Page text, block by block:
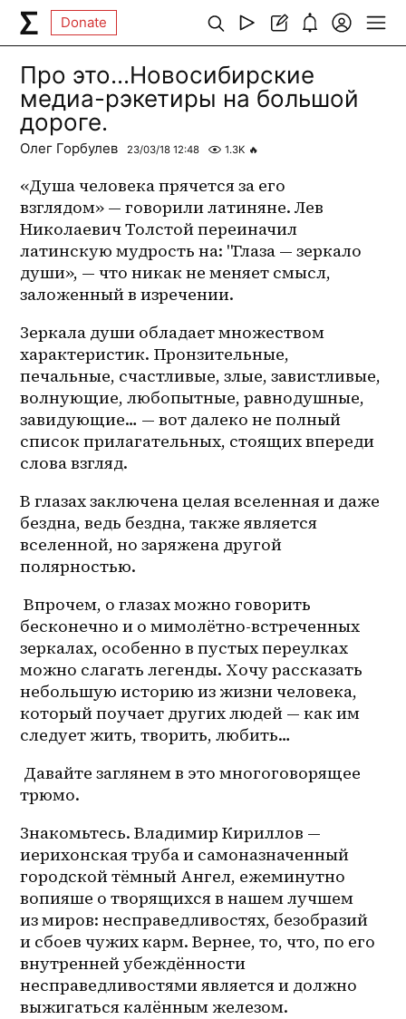
Donate
Про это...Новосибирские
медиа-рэкетиры на большой
дороге.
Олег Горбулев 23/03/18 12:48 1.3K 🔥
«Душа человека прячется за его
взглядом» — говорили латиняне. Лев
Николаевич Толстой переиначил
латинскую мудрость на: "Глаза — зеркало
души», — что никак не меняет смысл,
заложенный в изречении.
Зеркала души обладает множеством
характеристик. Пронзительные,
печальные, счастливые, злые, завистливые,
волнующие, любопытные, равнодушные,
завидующие… — вот далеко не полный
список прилагательных, стоящих впереди
слова взгляд.
В глазах заключена целая вселенная и даже
бездна, ведь бездна, также является
вселенной, но заряжена другой
полярностью.
Впрочем, о глазах можно говорить
бесконечно и о мимолётно-встреченных
зеркалах, особенно в пустых переулках
можно слагать легенды. Хочу рассказать
небольшую историю из жизни человека,
который поучает других людей — как им
следует жить, творить, любить…
трюмо.
Знакомьтесь. Владимир Кириллов —
иерихонская труба и самоназначенный
городской тёмный Ангел, ежеминутно
вопияше о творящихся в нашем лучшем
из миров: несправедливостях, безобразий
и сбоев чужих карм. Вернее, то, что, по его
внутренней убеждённости
несправедливостями является и должно
выжигаться калённым железом.